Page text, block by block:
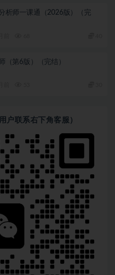
析师一课通（2026版）（完
（第6版）（完结）
户联系右下角客服）